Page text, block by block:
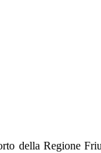
della Regione